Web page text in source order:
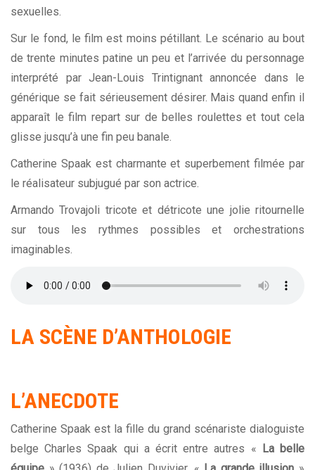
sexuelles.
Sur le fond, le film est moins pétillant. Le scénario au bout
de trente minutes patine un peu et l’arrivée du personnage
interprété par Jean-Louis Trintignant annoncée dans le
générique se fait sérieusement désirer. Mais quand enfin il
apparaît le film repart sur de belles roulettes et tout cela
glisse jusqu’à une fin peu banale.
Catherine Spaak est charmante et superbement filmée par
le réalisateur subjugué par son actrice.
Armando Trovajoli tricote et détricote une jolie ritournelle
sur tous les rythmes possibles et orchestrations
imaginables.
LA SCÈNE D’ANTHOLOGIE
L’ANECDOTE
Catherine Spaak est la fille du grand scénariste dialoguiste
belge Charles Spaak qui a écrit entre autres «
La belle